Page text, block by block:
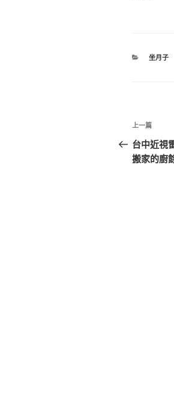
分
坐月子
文
章
導
上
一
篇
上一篇
台中近視
搬家的廚